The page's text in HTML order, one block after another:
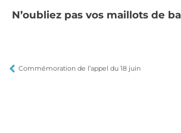
N’oubliez pas vos maillots de
Commémoration de l’appel du 18 juin